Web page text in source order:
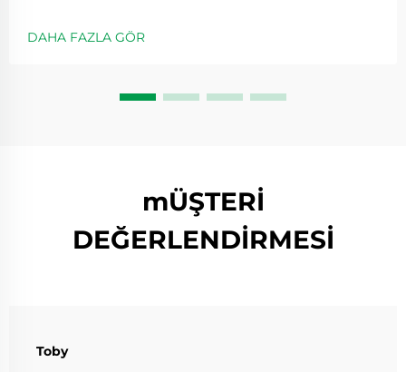
makaralarının merkezinde üç ana bileşen bulunur:
makara, dişliler ve gövde. Atış yaparken makara yönetir
DAHA FAZLA GÖR
mÜŞTERİ
DEĞERLENDİRMESİ
Toby